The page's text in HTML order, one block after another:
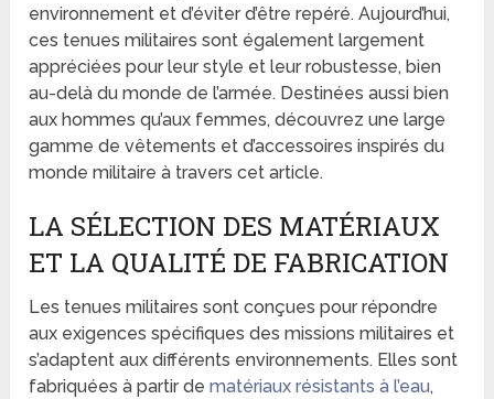
environnement et d’éviter d’être repéré. Aujourd’hui,
ces tenues militaires sont également largement
appréciées pour leur style et leur robustesse, bien
au-delà du monde de l’armée. Destinées aussi bien
aux hommes qu’aux femmes, découvrez une large
gamme de vêtements et d’accessoires inspirés du
monde militaire à travers cet article.
LA SÉLECTION DES MATÉRIAUX
ET LA QUALITÉ DE FABRICATION
Les tenues militaires sont conçues pour répondre
aux exigences spécifiques des missions militaires et
s’adaptent aux différents environnements. Elles sont
fabriquées à partir dematériaux résistants à l’eau,